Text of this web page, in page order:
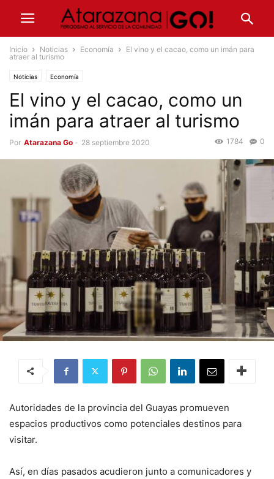
Inicio Noticias Economía
El vino y el cacao, como un imán para
atraer al turismo
Noticias Economía
El vino y el cacao, como un
imán para atraer al turismo
Por Atarazana Go - 28 septiembre 2020 0
1784
Autoridades de la provincia del Guayas promueven
espacios productivos como potenciales destinos para
visitar.
Así, en días pasados acudieron junto a comunicadores y